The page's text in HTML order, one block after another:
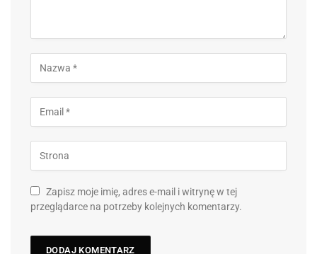
Zapisz moje imię, adres e-mail i witrynę w tej
przeglądarce na potrzeby kolejnych komentarzy.